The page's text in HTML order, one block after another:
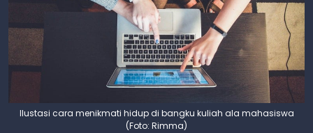
Ilustasi cara menikmati hidup di bangku kuliah ala mahasiswa
(Foto: Rimma)